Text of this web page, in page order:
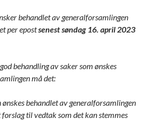
behandlet av generalforsamlingen
per epostsenest søndag 16. april 2023
behandling av saker som ønskes
må det:
behandlet av generalforsamlingen
til vedtak som det kan stemmes